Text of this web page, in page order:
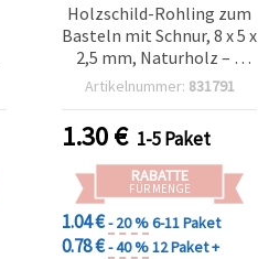
Holzschild-Rohling zum
Basteln mit Schnur, 8 x 5 x
2,5 mm, Naturholz – 3
Stück
Artikelnummer: 831791
1.30€ 1-5 Paket
RABATTE
FÜR MENGE
1.04 €- 20 %6-11 Paket
0.78 €- 40 %12 Paket +